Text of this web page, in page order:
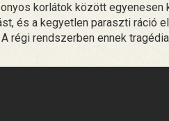
korlátok között egyenesen
és a kegyetlen paraszti ráció
régi rendszerben ennek